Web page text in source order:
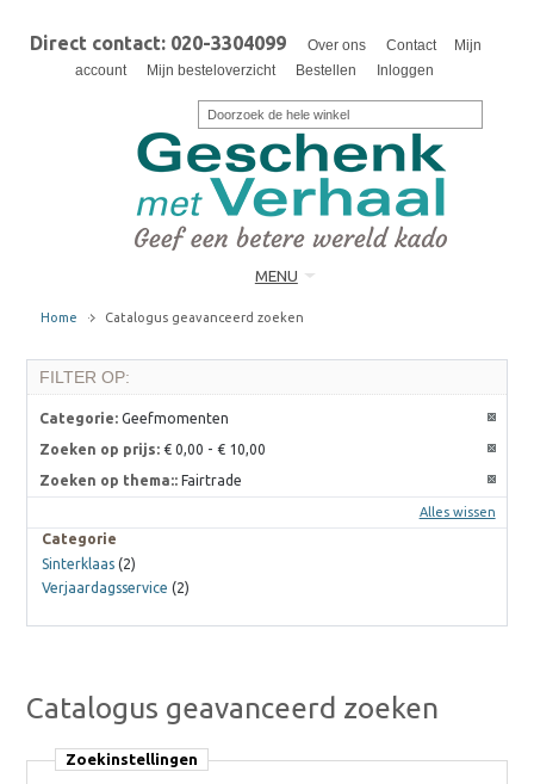
Direct contact: 020-3304099 Over ons Contact
Mijn
account
Mijn besteloverzicht Bestellen Inloggen
MENU
Home Catalogus geavanceerd zoeken
Catalogus geavanceerd zoeken
Zoekinstellingen
FILTER OP:
Categorie: Geefmomenten
Zoeken op prijs: € 0,00 -€ 10,00
Zoeken op thema:: Fairtrade
Alles wissen
Categorie
Sinterklaas(2)
Verjaardagsservice (2)